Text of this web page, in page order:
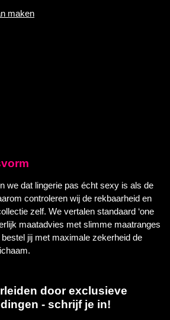
maken
we dat lingerie pas écht sexy is als de
controleren wij de rekbaarheid en
zelf. We vertalen standaard ‘one
maatadvies met slimme maatranges
bestel jij met maximale zekerheid de
door exclusieve
- schrijf je in!